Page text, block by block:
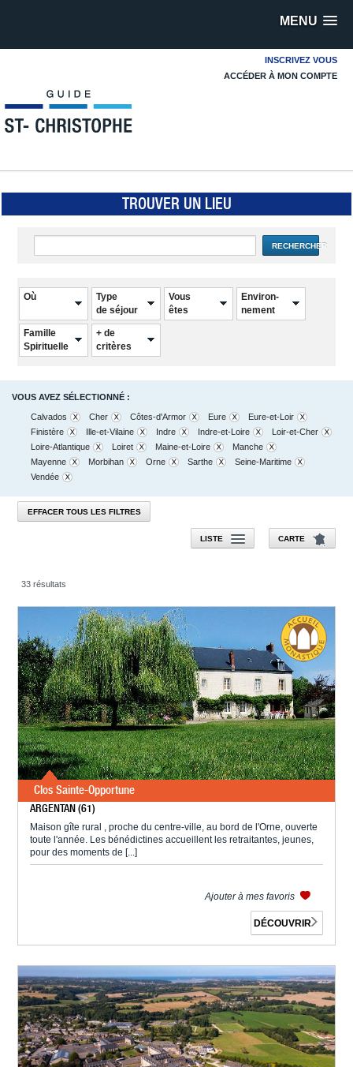
MENU
INSCRIVEZ VOUS
ACCÉDER À MON COMPTE
TROUVER UN LIEU
RECHERCHER
Où
Type
de séjour
Vous
êtes
Environ-
nement
Famille
Spirituelle
+ de
critères
VOUS AVEZ SÉLECTIONNÉ :
Calvados Cher Côtes-d'Armor Eure
Eure-et-Loir
Finistère
Ille-et-Vilaine Indre Indre-et-Loire
Loir-et-Cher
Loire-Atlantique
Loiret Maine-et-Loire
Manche
Mayenne
Morbihan Orne Sarthe
Seine-Maritime
Vendée
EFFACER TOUS LES FILTRES
LISTE CARTE
33 résultats
Clos Sainte-Opportune
ARGENTAN (61)
Maison gîte rural , proche du centre-ville, au bord de l'Orne, ouverte
toute l'année. Les bénédictines accueillent les retraitantes, jeunes,
pour des moments de [...]
Ajouter à mes favoris
DÉCOUVRIR